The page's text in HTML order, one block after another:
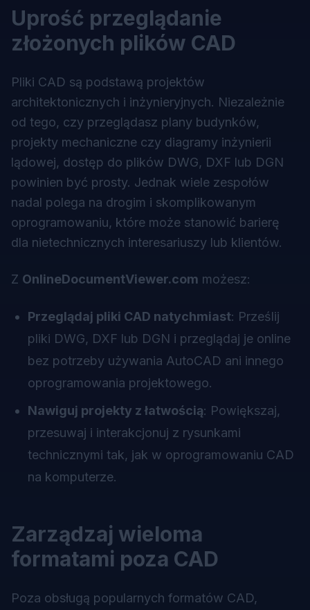
Uprość przeglądanie
złożonych plików CAD
Pliki CAD są podstawą projektów
architektonicznych i inżynieryjnych. Niezależnie
od tego, czy przeglądasz plany budynków,
projekty mechaniczne czy diagramy inżynierii
lądowej, dostęp do plików DWG, DXF lub DGN
powinien być prosty. Jednak wiele zespołów
nadal polega na drogim i skomplikowanym
oprogramowaniu, które może stanowić barierę
dla nietechnicznych interesariuszy lub klientów.
Z OnlineDocumentViewer.com możesz:
Przeglądaj pliki CAD natychmiast: Prześlij
pliki DWG, DXF lub DGN i przeglądaj je online
bez potrzeby używania AutoCAD ani innego
oprogramowania projektowego.
Nawiguj projekty z łatwością: Powiększaj,
przesuwaj i interakcjonuj z rysunkami
technicznymi tak, jak w oprogramowaniu CAD
na komputerze.
Zarządzaj wieloma
formatami poza CAD
Poza obsługą popularnych formatów CAD,